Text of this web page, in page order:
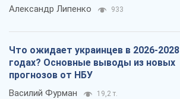
Александр Липенко 933
Что ожидает украинцев в 2026-2028
годах? Основные выводы из новых
прогнозов от НБУ
Василий Фурман 19,2 т.